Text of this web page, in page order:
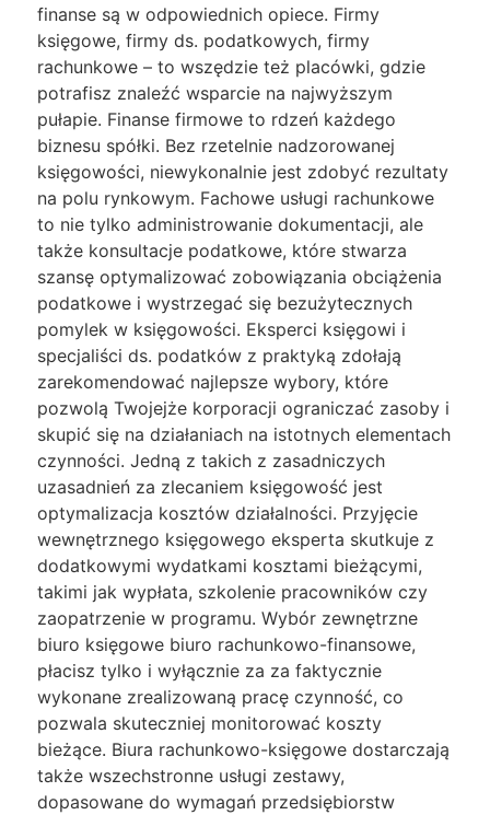
finanse są w odpowiednich opiece. Firmy
księgowe, firmy ds. podatkowych, firmy
rachunkowe – to wszędzie też placówki, gdzie
potrafisz znaleźć wsparcie na najwyższym
pułapie. Finanse firmowe to rdzeń każdego
biznesu spółki. Bez rzetelnie nadzorowanej
księgowości, niewykonalnie jest zdobyć rezultaty
na polu rynkowym. Fachowe usługi rachunkowe
to nie tylko administrowanie dokumentacji, ale
także konsultacje podatkowe, które stwarza
szansę optymalizować zobowiązania obciążenia
podatkowe i wystrzegać się bezużytecznych
pomylek w księgowości. Eksperci księgowi i
specjaliści ds. podatków z praktyką zdołają
zarekomendować najlepsze wybory, które
pozwolą Twojejże korporacji ograniczać zasoby i
skupić się na działaniach na istotnych elementach
czynności. Jedną z takich z zasadniczych
uzasadnień za zlecaniem księgowość jest
optymalizacja kosztów działalności. Przyjęcie
wewnętrznego księgowego eksperta skutkuje z
dodatkowymi wydatkami kosztami bieżącymi,
takimi jak wypłata, szkolenie pracowników czy
zaopatrzenie w programu. Wybór zewnętrzne
biuro księgowe biuro rachunkowo-finansowe,
płacisz tylko i wyłącznie za za faktycznie
wykonane zrealizowaną pracę czynność, co
pozwala skuteczniej monitorować koszty
bieżące. Biura rachunkowo-księgowe dostarczają
także wszechstronne usługi zestawy,
dopasowane do wymagań przedsiębiorstw